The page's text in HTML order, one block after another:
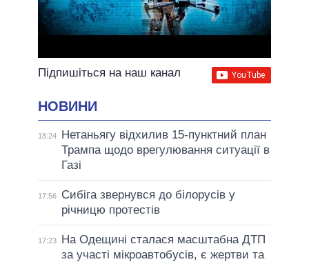
Підпишіться на наш канал
НОВИНИ
18:24
Нетаньягу відхилив 15-пунктний план
Трампа щодо врегулювання ситуації в
Газі
17:56
Сибіга звернувся до білорусів у
річницю протестів
17:23
На Одещині сталася масштабна ДТП
за участі мікроавтобусів, є жертви та